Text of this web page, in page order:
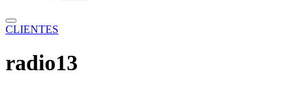
CLIENTES
radio13